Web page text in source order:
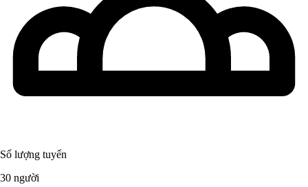
Số lượng tuyển
30 người